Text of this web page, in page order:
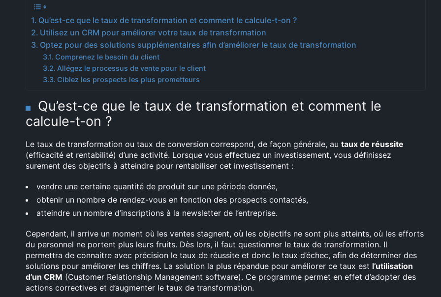
Qu’est-ce que le taux de transformation et comment le calcule-t-on ?
Utilisez un CRM pour améliorer votre taux de transformation
Optez pour des solutions supplémentaires afin d’améliorer le taux de transformation
Comprenez le besoin du client
Allégez le processus de vente pour le client
Ciblez les prospects les plus prometteurs
Qu’est-ce que le taux de transformation et comment le
calcule-t-on ?
Le taux de transformation ou taux de conversion correspond, de façon générale, au taux de réussite
(efficacité et rentabilité) d’une activité. Lorsque vous effectuez un investissement, vous définissez
surement des objectifs à atteindre pour rentabiliser cet investissement :
vendre une certaine quantité de produit sur une période donnée,
obtenir un nombre de rendez-vous en fonction des prospects contactés,
atteindre un nombre d’inscriptions à la newsletter de l’entreprise.
Cependant, il arrive un moment où les ventes stagnent, où les objectifs ne sont plus atteints, où les efforts
du personnel ne portent plus leurs fruits. Dès lors, il faut questionner le taux de transformation. Il
permettra de connaitre avec précision le taux de réussite et donc le taux d’échec, afin de déterminer des
solutions pour améliorer les chiffres. La solution la plus répandue pour améliorer ce taux est l’utilisation
d’un CRM (Customer Relationship Management software). Ce programme permet en effet d’adopter des
actions correctives et d’augmenter le taux de transformation.